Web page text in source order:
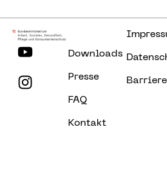
Downloads
Presse
FAQ
Kontakt